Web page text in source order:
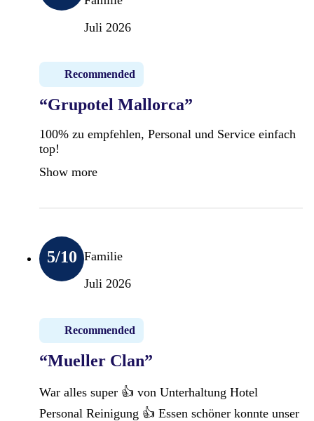
Juli 2026
Recommended
“Grupotel Mallorca”
100% zu empfehlen, Personal und Service einfach
top!
Show more
5/10 Familie
Juli 2026
Recommended
“Mueller Clan”
War alles super 👍 von Unterhaltung Hotel
Personal Reinigung 👍 Essen schöner konnte unser